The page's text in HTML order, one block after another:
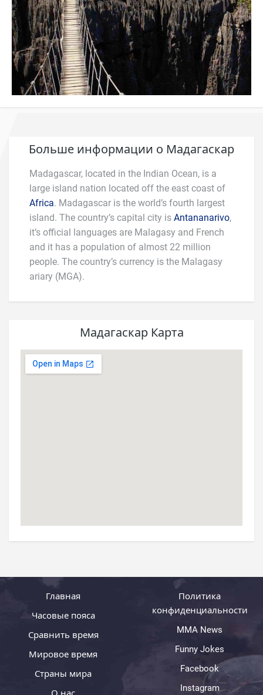
Больше информации о Мадагаскар
Madagascar, located in the Indian Ocean, is a
large island nation located off the east coast of
Africa. Madagascar is the world’s fourth largest
island. The country’s capital city is Antananarivo,
it’s official languages are Malagasy and French
and it has a population of almost 22 million
people. The country’s currency is the Malagasy
ariary (MGA).
Мадагаскар Карта
Главная
Часовые пояса
Сравнить время
Мировое время
Страны мира
Политика
конфиденциальности
MMA News
Funny Jokes
Facebook
Instagram